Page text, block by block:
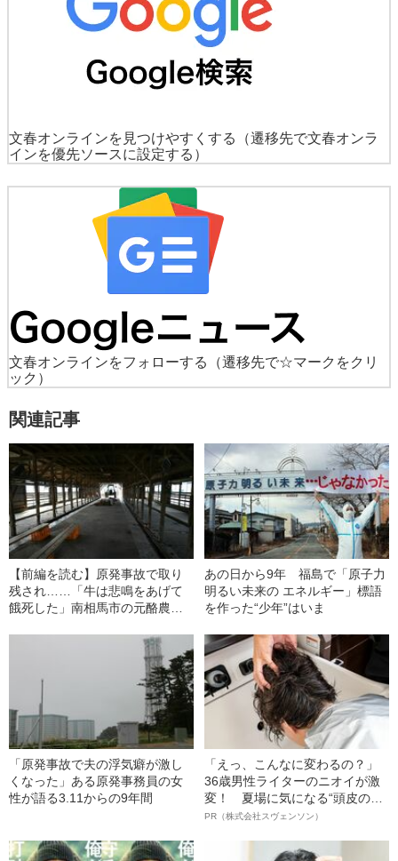
文春オンラインを見つけやすくする
（遷移先で文春オンラ
インを優先ソースに設定する）
文春オンラインをフォローする
（遷移先で☆マークをクリ
ック）
関連記事
【前編を読む】原発事故で取り
残され……「牛は悲鳴をあげて
餓死した」南相馬市の元酪農家
あの日から9年 福島で「原子力
明るい未来の エネルギー」標語
を作った“少年”はいま
「原発事故で夫の浮気癖が激し
くなった」ある原発事務員の女
性が語る3.11からの9年間
「えっ、こんなに変わるの？」
36歳男性ライターのニオイが激
変！ 夏場に気になる“頭皮のニ
オイ”や“ベタつき”を解消す
ト”が生み出した徹底ケアとは
PR（株式会社スヴェンソン）